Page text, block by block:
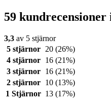
59
3,3 av 5 stjärnor
5 stjärnor
20 (26%)
4 stjärnor
16 (21%)
3 stjärnor
16 (21%)
2 stjärnor
10 (13%)
1 Stjärnor 13 (17%)